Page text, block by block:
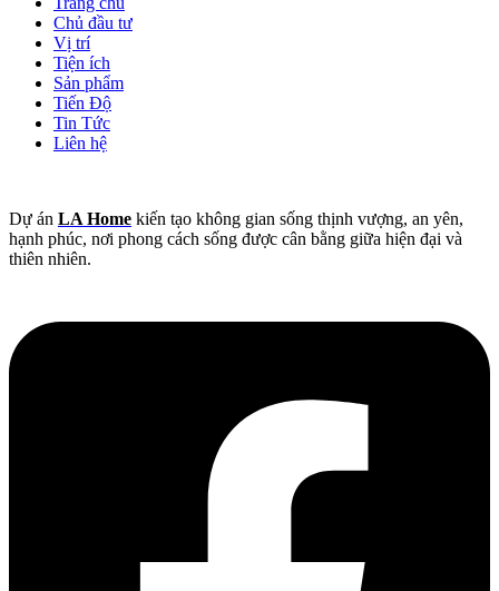
Chủ đầu tư
Vị trí
Tiện ích
Sản phẩm
Tiến Độ
Tin Tức
Liên hệ
Dự án LA Home kiến tạo không gian sống thịnh vượng, an yên,
hạnh phúc, nơi phong cách sống được cân bằng giữa hiện đại và
thiên nhiên.